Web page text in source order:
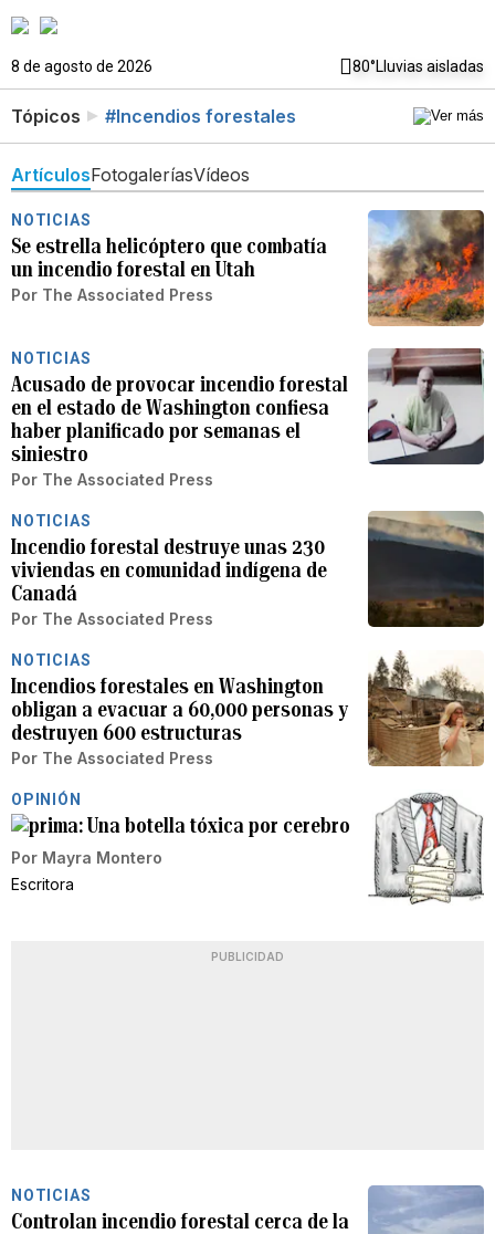
8 de agosto de 2026 80°Lluvias aisladas
Tópicos #Incendios forestales
ArtículosFotogaleríasVídeos
NOTICIAS
Se estrella helicóptero que combatía
un incendio forestal en Utah
Por The Associated Press
NOTICIAS
Acusado de provocar incendio forestal
en el estado de Washington confiesa
haber planificado por semanas el
siniestro
Por The Associated Press
NOTICIAS
Incendio forestal destruye unas 230
viviendas en comunidad indígena de
Canadá
Por The Associated Press
NOTICIAS
Incendios forestales en Washington
obligan a evacuar a 60,000 personas y
destruyen 600 estructuras
Por The Associated Press
OPINIÓN
Una botella tóxica por cerebro
Por Mayra Montero
Escritora
PUBLICIDAD
NOTICIAS
Controlan incendio forestal cerca de la